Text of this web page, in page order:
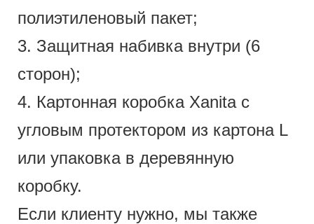
полиэтиленовый пакет;
3. Защитная набивка внутри (6
сторон);
4. Картонная коробка Xanita с
угловым протектором из картона L
или упаковка в деревянную
коробку.
Если клиенту нужно, мы также